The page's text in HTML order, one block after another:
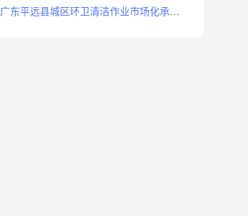
安保服务项目招标公告
广东平远县城区环卫清洁作业市场化承包